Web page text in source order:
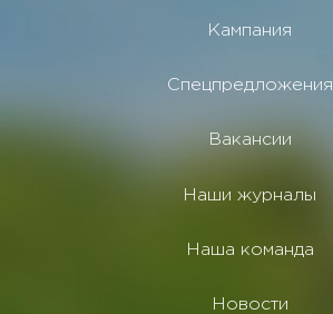
Кампания
Спецпредложения
Вакансии
Наши журналы
Наша команда
Новости